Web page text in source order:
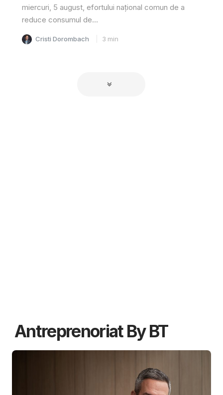
miercuri, 5 august, efortului național comun de a
reduce consumul de...
Cristi Dorombach 3 min
Antreprenoriat By BT